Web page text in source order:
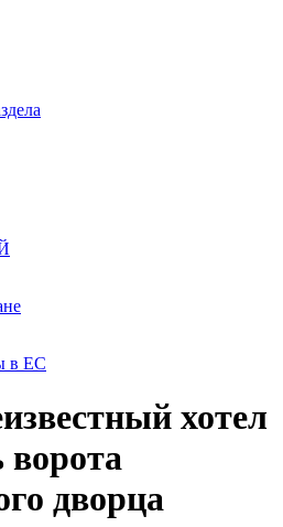
в ЕС
хотел
ворота
дворца